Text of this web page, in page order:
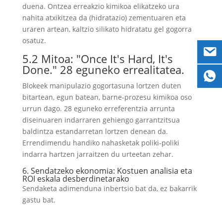
duena. Ontzea erreakzio kimikoa elikatzeko ura
nahita atxikitzea da (hidratazio) zementuaren eta
uraren artean, kaltzio silikato hidratatu gel gogorra
osatuz.
5.2 Mitoa: "Once It's Hard, It's
Done." 28 eguneko errealitatea.
Blokeek manipulazio gogortasuna lortzen duten
bitartean, egun batean, barne-prozesu kimikoa oso
urrun dago. 28 eguneko erreferentzia arrunta
diseinuaren indarraren gehiengo garrantzitsua
baldintza estandarretan lortzen denean da.
Errendimendu handiko nahasketak poliki-poliki
indarra hartzen jarraitzen du urteetan zehar.
6. Sendatzeko ekonomia: Kostuen analisia eta
ROI eskala desberdinetarako
Sendaketa adimenduna inbertsio bat da, ez bakarrik
gastu bat.